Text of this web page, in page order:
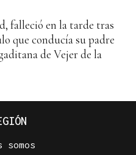
falleció en la tarde tras
que conducía su padre
de Vejer de la
somos